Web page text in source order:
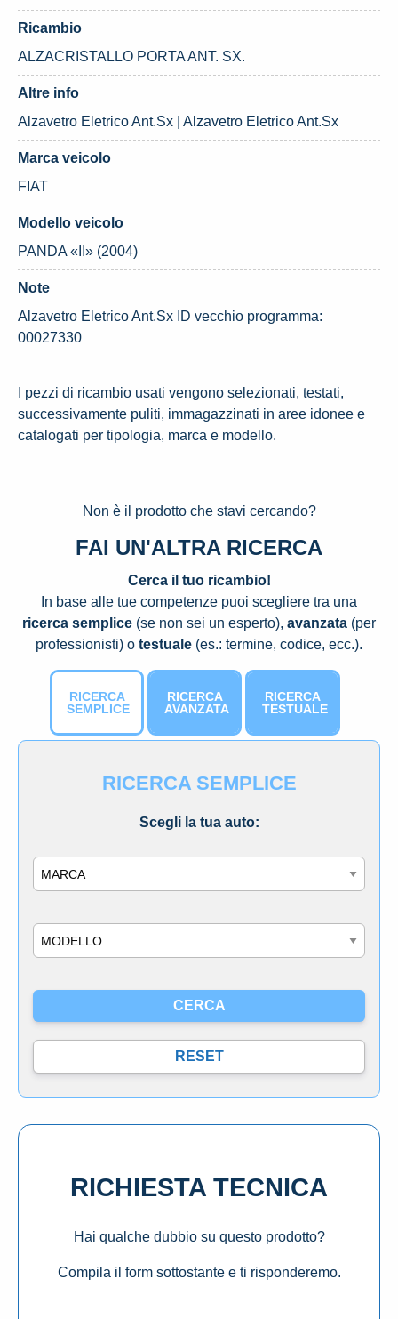
Ricambio
ALZACRISTALLO PORTA ANT. SX.
Altre info
Alzavetro Eletrico Ant.Sx | Alzavetro Eletrico Ant.Sx
Marca veicolo
FIAT
Modello veicolo
PANDA «II» (2004)
Note
Alzavetro Eletrico Ant.Sx ID vecchio programma:
00027330
I pezzi di ricambio usati vengono selezionati, testati,
successivamente puliti, immagazzinati in aree idonee e
catalogati per tipologia, marca e modello.
Non è il prodotto che stavi cercando?
FAI UN'ALTRA RICERCA
Cerca il tuo ricambio!
In base alle tue competenze puoi scegliere tra una
ricerca semplice (se non sei un esperto), avanzata (per
professionisti) o testuale (es.: termine, codice, ecc.).
RICERCA
SEMPLICE
RICERCA
AVANZATA
RICERCA
TESTUALE
RICERCA SEMPLICE
Scegli la tua auto:
RICHIESTA TECNICA
Hai qualche dubbio su questo prodotto?
Compila il form sottostante e ti risponderemo.